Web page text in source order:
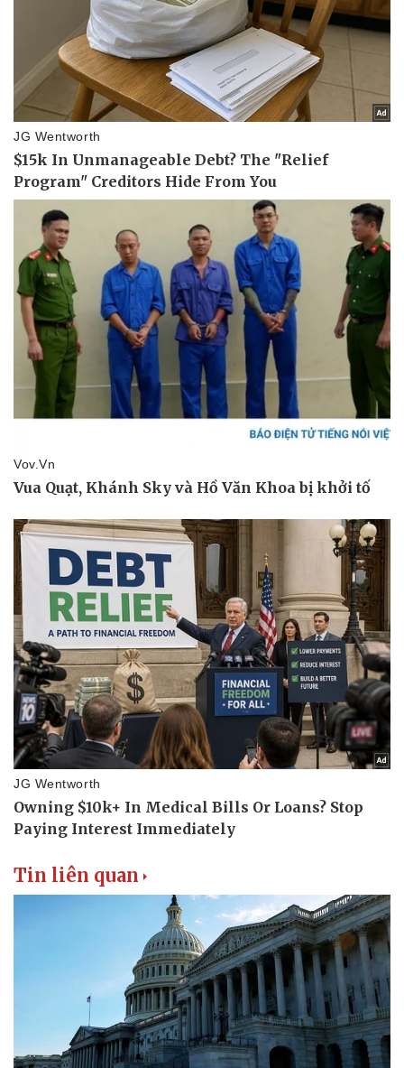
Pháp luật
Vụ án
Tin nóng
Tư vấn luật
Quân sự - Quốc phòng
Vũ khí
Việt Nam
Phân tích
Tin liên quan